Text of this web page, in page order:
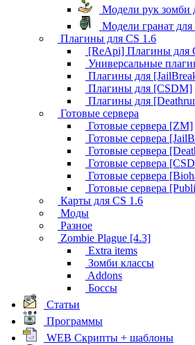
Модели рук зомби
Модели гранат для
Плагины для CS 1.6
[ReApi] Плагины для
Универсальные
Плагины для
Плагины для [CSDM]
Плагины для
Готовые сервера
Готовые сервера [ZM]
Готовые сервера
Готовые сервера
Готовые сервера
Готовые сервера
Готовые сервера
Карты для CS 1.6
Моды
Разное
Zombie Plague [4.3]
Extra items
Зомби классы
Addons
Боссы
Статьи
Программы
WEB Скрипты + шаблоны